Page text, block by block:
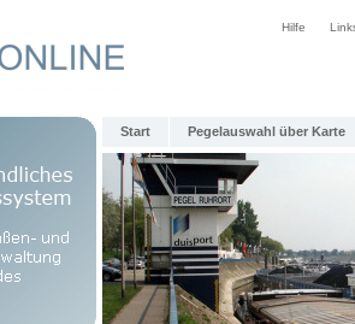
Hilfe
Start Pegelauswahl über Karte